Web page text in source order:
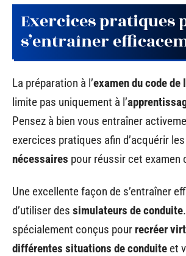
Exercices pratiques
s’entraîner
La préparation à l’examen du code de
limite pas uniquement à l’
Pensez à bien vous entraîner
exercices pratiques afin d’acquérir les
nécessaires pour réussir cet examen
Une excellente façon de s’entraîner
d’utiliser des simulateurs de conduite
spécialement conçus pour recréer
différentes situations de conduite et